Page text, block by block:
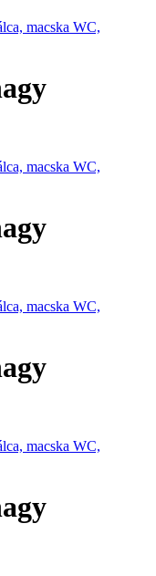
macska WC,
macska WC,
macska WC,
macska WC,